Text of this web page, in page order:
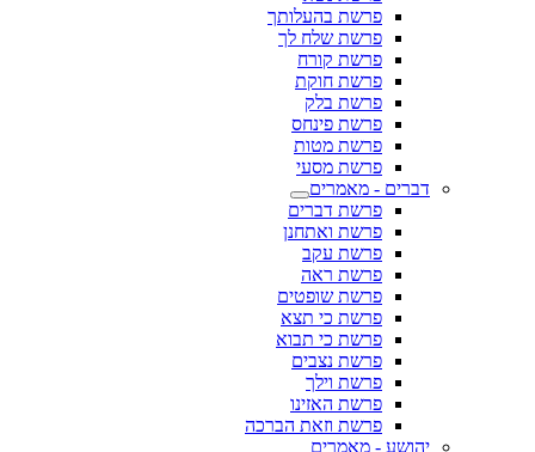
פרשת בהעלותך
פרשת שלח לך
פרשת קורח
פרשת חוקת
פרשת בלק
פרשת פינחס
פרשת מטות
פרשת מסעי
דברים - מאמרים
פרשת דברים
פרשת ואתחנן
פרשת עקב
פרשת ראה
פרשת שופטים
פרשת כי תצא
פרשת כי תבוא
פרשת נצבים
פרשת וילך
פרשת האזינו
פרשת וזאת הברכה
יהושע - מאמרים